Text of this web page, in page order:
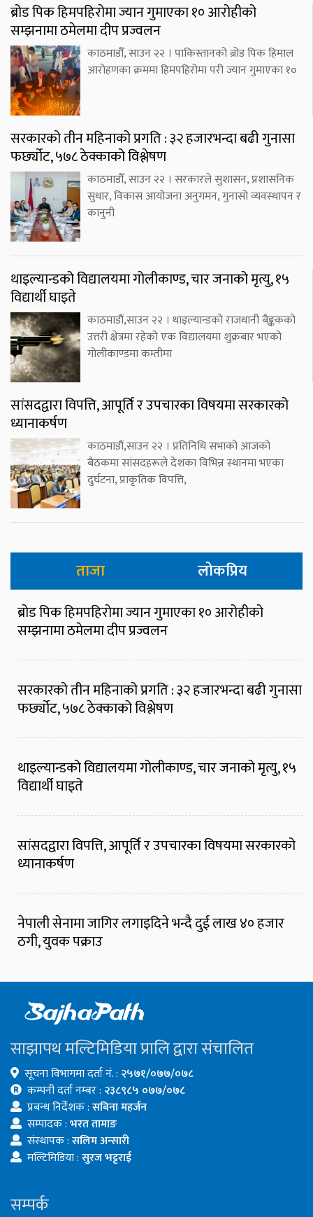
ब्रोड पिक हिमपहिरोमा ज्यान गुमाएका १० आरोहीको
सम्झनामा ठमेलमा दीप प्रज्वलन
काठमाडौँ, साउन २२ । पाकिस्तानको ब्रोड पिक हिमाल
आरोहणका क्रममा हिमपहिरोमा परी ज्यान गुमाएका १०
सरकारको तीन महिनाको प्रगति : ३२ हजारभन्दा बढी गुनासा
फर्छ्योट, ५७८ ठेक्काको विश्लेषण
काठमाडौँ, साउन २२ । सरकारले सुशासन, प्रशासनिक
सुधार, विकास आयोजना अनुगमन, गुनासो व्यवस्थापन र
कानुनी
थाइल्यान्डको विद्यालयमा गोलीकाण्ड, चार जनाको मृत्यु, १५
विद्यार्थी घाइते
काठमाडौं,साउन २२ । थाइल्यान्डको राजधानी बैङ्ककको
उत्तरी क्षेत्रमा रहेको एक विद्यालयमा शुक्रबार भएको
गोलीकाण्डमा कम्तीमा
सांसदद्वारा विपत्ति, आपूर्ति र उपचारका विषयमा सरकारको
ध्यानाकर्षण
काठमाडौं,साउन २२ । प्रतिनिधि सभाको आजको
बैठकमा सांसदहरूले देशका विभिन्न स्थानमा भएका
दुर्घटना, प्राकृतिक विपत्ति,
ताजा लोकप्रिय
ब्रोड पिक हिमपहिरोमा ज्यान गुमाएका १० आरोहीको
सम्झनामा ठमेलमा दीप प्रज्वलन
सरकारको तीन महिनाको प्रगति : ३२ हजारभन्दा बढी गुनासा
फर्छ्योट, ५७८ ठेक्काको विश्लेषण
थाइल्यान्डको विद्यालयमा गोलीकाण्ड, चार जनाको मृत्यु, १५
विद्यार्थी घाइते
सांसदद्वारा विपत्ति, आपूर्ति र उपचारका विषयमा सरकारको
ध्यानाकर्षण
नेपाली सेनामा जागिर लगाइदिने भन्दै दुई लाख ४० हजार
ठगी, युवक पक्राउ
साझापथ मल्टिमिडिया प्रालि द्वारा संचालित
सूचना विभागमा दर्ता नं. : २५७१/०७७/०७८
कम्पनी दर्ता नम्बर : २३८९८५ ०७७/०७८
प्रबन्ध निर्देशक :सबिना महर्जन
सम्पादक :भरत तामाङ
संस्थापक :सलिम अन्सारी
मल्टिमिडिया :सुरज भट्टराई
सम्पर्क